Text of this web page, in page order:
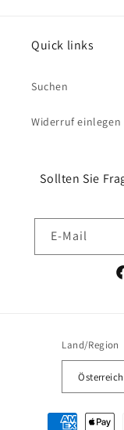
Quick links
Suchen
Widerruf einlegen
Sollten Sie
E-Mail
Land/Region